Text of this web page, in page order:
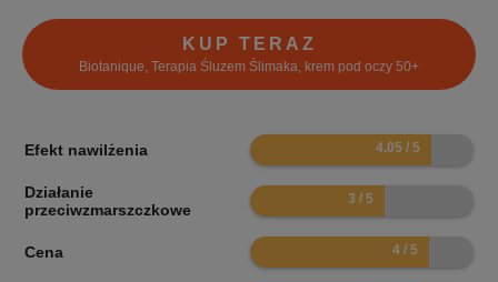
KUP TERAZ
Biotanique, Terapia Śluzem Ślimaka, krem pod oczy 50+
Efekt nawilżenia 8.1
Działanie
przeciwzmarszczkowe
6
Cena 8